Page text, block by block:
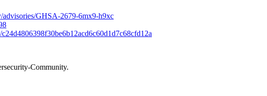
advisories/GHSA-2679-6mx9-h9xc
Community.